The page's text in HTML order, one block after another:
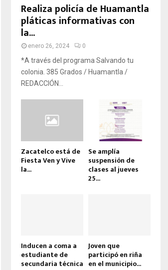
Realiza policía de Huamantla
pláticas informativas con
la...
enero 26, 2024 0
*A través del programa Salvando tu
colonia. 385 Grados / Huamantla /
REDACCIÓN...
Zacatelco está de
Fiesta Ven y Vive
la...
Se amplía
suspensión de
clases al jueves
25...
Inducen a coma a
estudiante de
secundaria técnica
Joven que
participó en riña
en el municipio...